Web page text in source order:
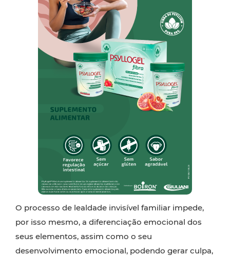
O processo de lealdade invisível familiar impede,
por isso mesmo, a diferenciação emocional dos
seus elementos, assim como o seu
desenvolvimento emocional, podendo gerar culpa,